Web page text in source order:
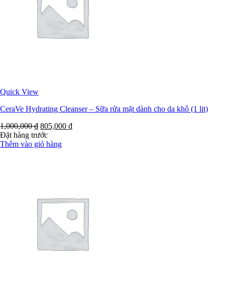
Quick View
CeraVe Hydrating Cleanser – Sữa rửa mặt dành cho da khô (1 lit)
1,000,000₫ 805,000 ₫
Đặt hàng trước
Thêm vào giỏ hàng